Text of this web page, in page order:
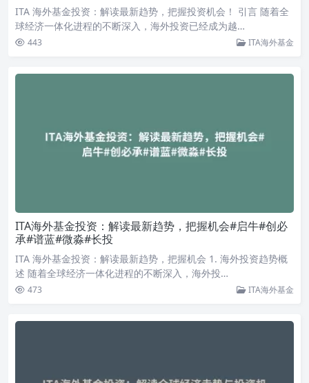
ITA 海外基金投资：解读最新趋势，把握投资机会！ 引言 随着全
球经济一体化进程的不断深入，海外投资已经成为越…
443 ITA海外基金
ITA海外基金投资：解读最新趋势，把握机会#启牛#创必
承#谱蓝#微淼#长投
ITA 海外基金投资：解读最新趋势，把握机会 1. 海外投资趋势概
述 随着全球经济一体化进程的不断深入，海外投…
473 ITA海外基金